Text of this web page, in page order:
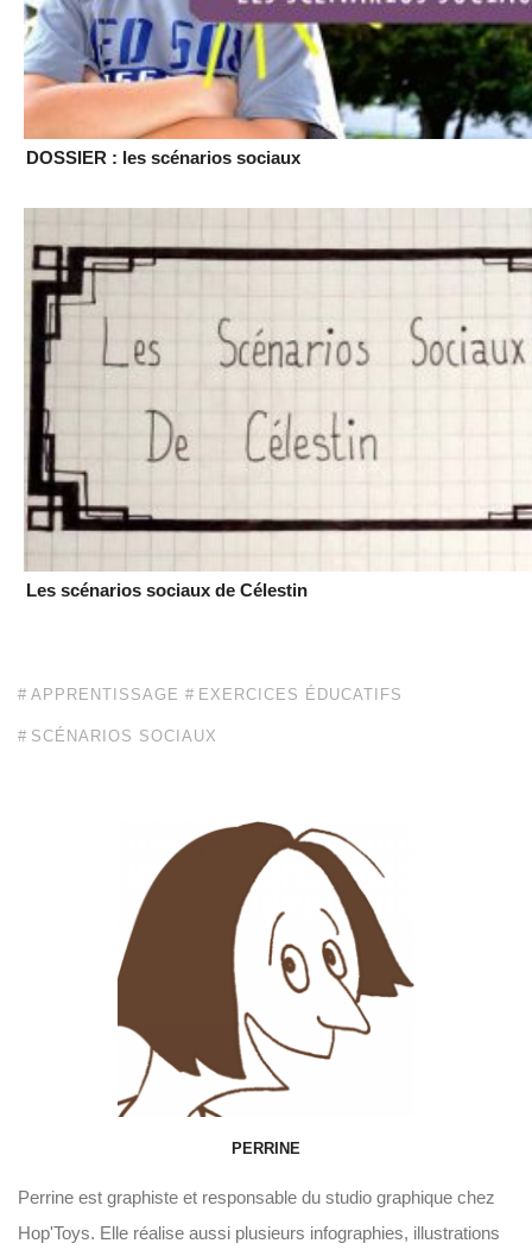
DOSSIER : les scénarios sociaux
Les scénarios sociaux de Célestin
APPRENTISSAGE EXERCICES ÉDUCATIFS
SCÉNARIOS SOCIAUX
PERRINE
Perrine est graphiste et responsable du studio graphique chez
Hop'Toys. Elle réalise aussi plusieurs infographies, illustrations